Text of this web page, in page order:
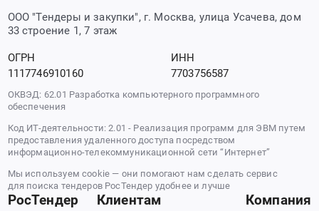
ООО "Тендеры и закупки", г. Москва, улица Усачева, дом
33 строение 1, 7 этаж
ОГРН
1117746910160
ИНН
7703756587
ОКВЭД: 62.01 Разработка компьютерного программного
обеспечения
Код ИТ-деятельности: 2.01 - Реализация программ для ЭВМ путем
предоставления удаленного доступа посредством
информационно-телекоммуникационной сети “Интернет”
Мы используем cookie — они помогают нам сделать сервис
для поиска тендеров РосТендер удобнее и лучше
РосТендер Клиентам Компания